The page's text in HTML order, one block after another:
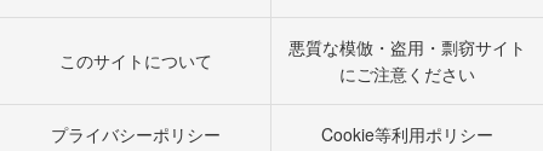
このサイトについて
悪質な模倣・盗用・剽窃サイト
にご注意ください
プライバシーポリシー Cookie等利用ポリシー